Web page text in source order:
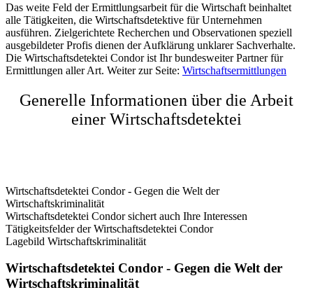
Das weite Feld der Ermittlungsarbeit für die Wirtschaft beinhaltet
alle Tätigkeiten, die Wirtschaftsdetektive für Unternehmen
ausführen. Zielgerichtete Recherchen und Observationen speziell
ausgebildeter Profis dienen der Aufklärung unklarer Sachverhalte.
Die Wirtschaftsdetektei Condor ist Ihr bundesweiter Partner für
Ermittlungen aller Art. Weiter zur Seite: Wirtschaftsermittlungen
Generelle Informationen über die Arbeit
einer Wirtschaftsdetektei
Wirtschaftsdetektei Condor - Gegen die Welt der
Wirtschaftskriminalität
Wirtschaftsdetektei Condor sichert auch Ihre Interessen
Tätigkeitsfelder der Wirtschaftsdetektei Condor
Lagebild Wirtschaftskriminalität
Wirtschaftsdetektei Condor - Gegen die Welt der
Wirtschaftskriminalität